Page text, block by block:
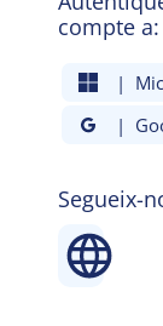
compte a:
|
|
Segueix-